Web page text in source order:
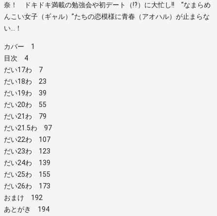
奈！ ドキドキ満載の勉強会や初デート（!?）に大忙し!! “なまらめ
んこい女子（ギャル）”たちの恋模様に青春（アオハル）が止まらな
い…！
カバー 1
目次 4
だい17わ 7
だい18わ 23
だい19わ 39
だい20わ 55
だい21わ 79
だい21.5わ 97
だい22わ 107
だい23わ 123
だい24わ 139
だい25わ 155
だい26わ 173
おまけ 192
あとがき 194